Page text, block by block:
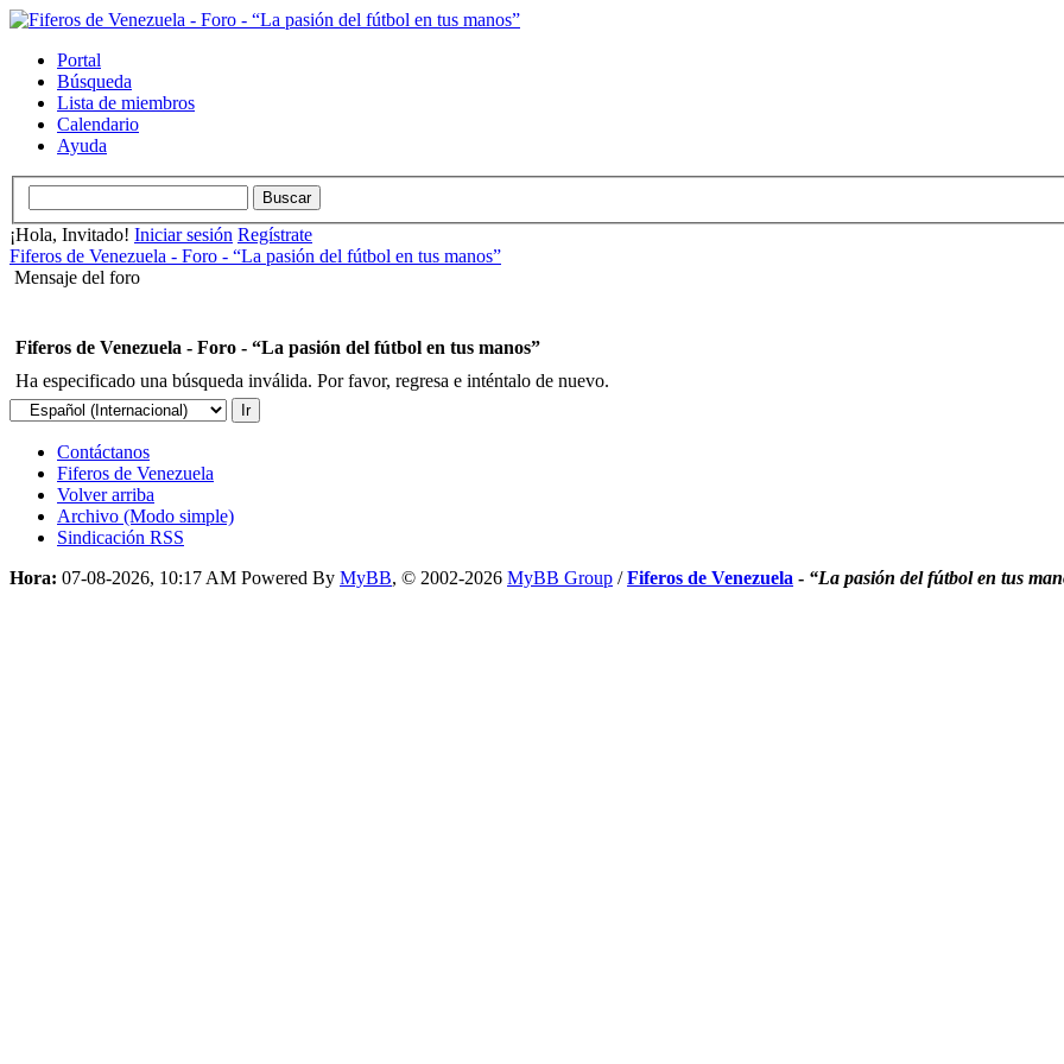
Portal
Búsqueda
Lista de miembros
Calendario
Ayuda
¡Hola, Invitado! Iniciar sesión Regístrate
Fiferos de Venezuela - Foro - “La pasión del fútbol en tus manos”
Mensaje del foro
Fiferos de Venezuela - Foro - “La pasión del fútbol en tus manos”
Ha especificado una búsqueda inválida. Por favor, regresa e inténtalo de nuevo.
Contáctanos
Fiferos de Venezuela
Volver arriba
Archivo (Modo simple)
Sindicación RSS
Hora: 07-08-2026, 10:17 AM Powered By MyBB, © 2002-2026 MyBB Group /Fiferos de Venezuela - “La pasión del fútbol en tus